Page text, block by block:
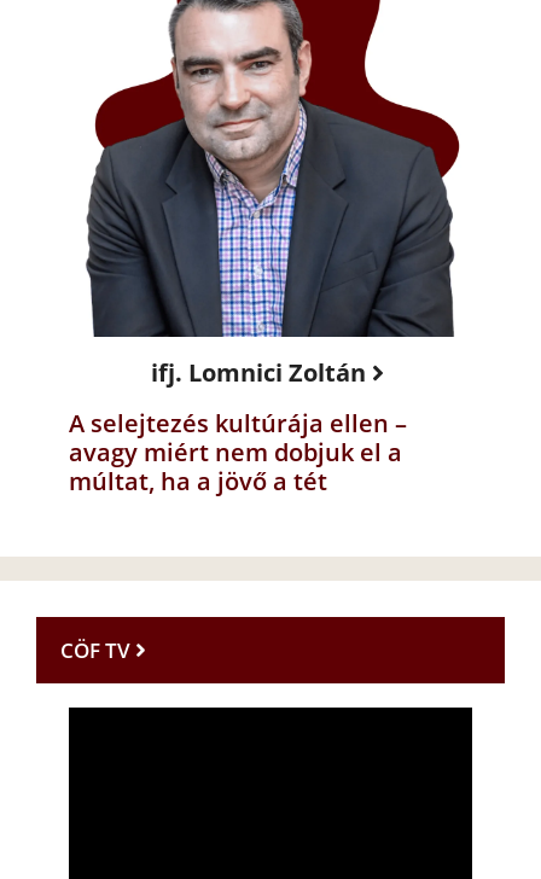
ifj. Lomnici Zoltán
A selejtezés kultúrája ellen –
avagy miért nem dobjuk el a
múltat, ha a jövő a tét
CÖF TV